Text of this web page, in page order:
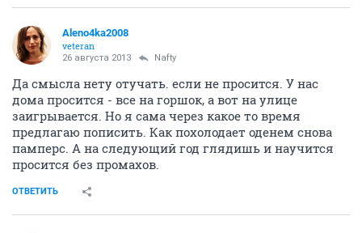
Aleno4ka2008
veteran
26 августа 2013 Nafty
Да смысла нету отучать. если не просится. У нас
дома просится - все на горшок, а вот на улице
заигрывается. Но я сама через какое то время
предлагаю пописить. Как похолодает оденем снова
памперс. А на следующий год глядишь и научится
просится без промахов.
ОТВЕТИТЬ